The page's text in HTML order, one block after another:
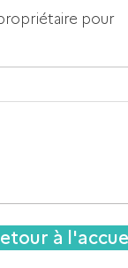
pour
à